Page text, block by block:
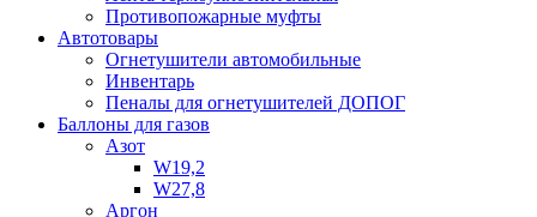
Противопожарные муфты
Автотовары
Огнетушители автомобильные
Инвентарь
Пеналы для огнетушителей ДОПОГ
Баллоны для газов
Азот
W19,2
W27,8
Аргон